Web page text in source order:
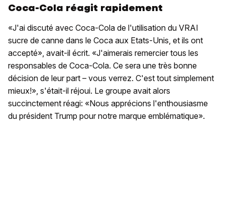
Coca-Cola réagit rapidement
«J'ai discuté avec Coca-Cola de l'utilisation du VRAI
sucre de canne dans le Coca aux Etats-Unis, et ils ont
accepté», avait-il écrit. «J'aimerais remercier tous les
responsables de Coca-Cola. Ce sera une très bonne
décision de leur part – vous verrez. C'est tout simplement
mieux!», s'était-il réjoui. Le groupe avait alors
succinctement réagi: «Nous apprécions l'enthousiasme
du président Trump pour notre marque emblématique».